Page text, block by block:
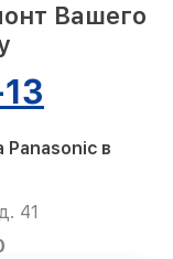
Вашего
в
41